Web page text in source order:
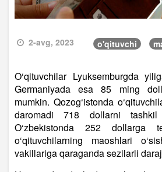
2-avg, 2023 o'qituvchi
O‘qituvchilar Lyuksemburgda
Germaniyada esa 85 ming
mumkin. Qozog‘istonda
daromadi 718 dollarni
O‘zbekistonda 252 dollarga
o‘qituvchilarning maoshlari
vakillariga qaraganda sezilarli